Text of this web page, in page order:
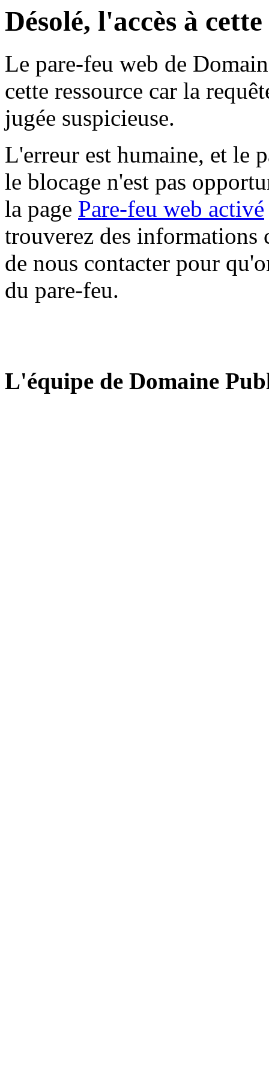
Désolé, l'accès à
Le pare-feu web de
cette ressource car la
jugée suspicieuse.
L'erreur est humaine, et le
le blocage n'est pas
la page Pare-feu web activé
trouverez des informations
de nous contacter pour
du pare-feu.
L'équipe de Domaine